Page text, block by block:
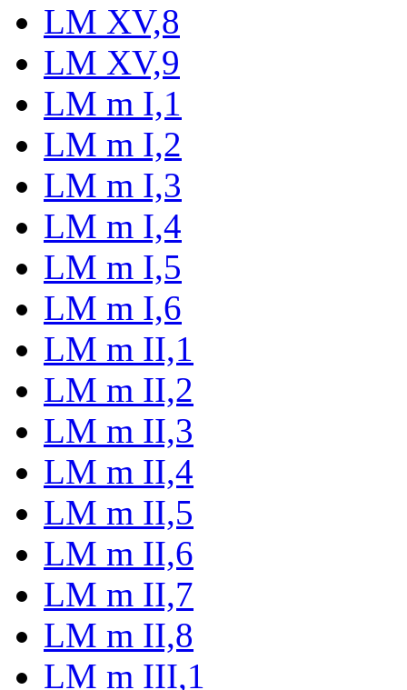
LM XV,8
LM XV,9
LM m I,1
LM m I,2
LM m I,3
LM m I,4
LM m I,5
LM m I,6
LM m II,1
LM m II,2
LM m II,3
LM m II,4
LM m II,5
LM m II,6
LM m II,7
LM m II,8
LM m III,1